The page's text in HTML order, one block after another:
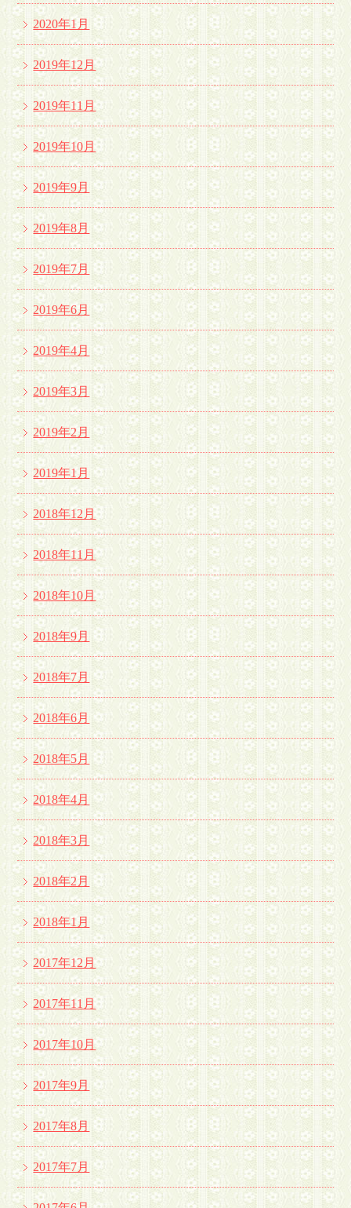
2020年1月
2019年12月
2019年11月
2019年10月
2019年9月
2019年8月
2019年7月
2019年6月
2019年4月
2019年3月
2019年2月
2019年1月
2018年12月
2018年11月
2018年10月
2018年9月
2018年7月
2018年6月
2018年5月
2018年4月
2018年3月
2018年2月
2018年1月
2017年12月
2017年11月
2017年10月
2017年9月
2017年8月
2017年7月